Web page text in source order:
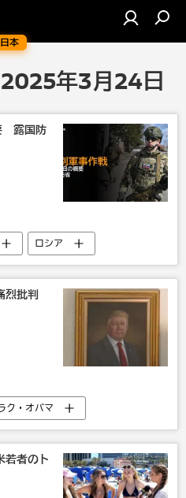
日本
年3月24日
露国防
ロシア
ウクライナ
烈批判
ク・オバマ
者のト